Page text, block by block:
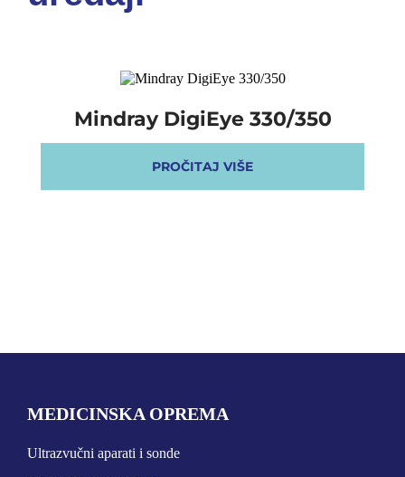
Mindray DigiEye 330/350
PROČITAJ VIŠE
MEDICINSKA OPREMA
Ultrazvučni aparati i sonde